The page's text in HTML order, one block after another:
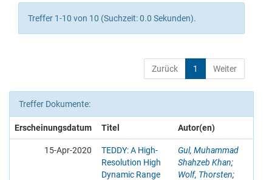
Treffer 1-10 von 10 (Suchzeit: 0.0 Sekunden).
Zurück 1 Weiter
Treffer Dokumente:
Erscheinungsdatum Titel Autor(en)
15-Apr-2020
TEDDY: A High-
Resolution High
Dynamic Range
Gul, Muhammad
Shahzeb Khan;
Wolf, Thorsten;